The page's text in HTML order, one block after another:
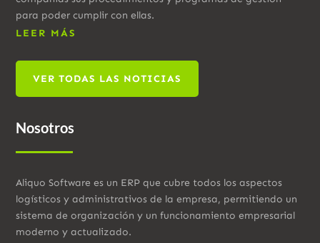
para poder cumplir con ellas.
LEER MÁS
VER TODAS LAS NOTICIAS
Nosotros
Aliquo Software es un ERP que cubre todos los aspectos
logísticos y administrativos de la empresa, permitiendo un
sistema de organización y un funcionamiento empresarial
moderno y actualizado.